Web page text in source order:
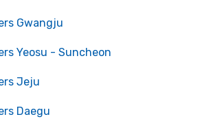
Gwangju
Yeosu - Suncheon
Jeju
Daegu